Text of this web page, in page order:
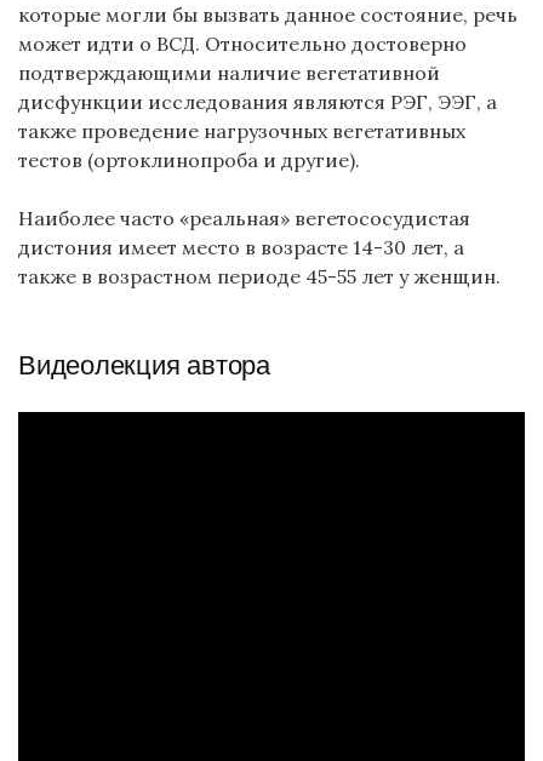
которые могли бы вызвать данное состояние, речь
может идти о ВСД. Относительно достоверно
подтверждающими наличие вегетативной
дисфункции исследования являются РЭГ, ЭЭГ, а
также проведение нагрузочных вегетативных
тестов (ортоклинопроба и другие).
Наиболее часто «реальная» вегетососудистая
дистония имеет место в возрасте 14-30 лет, а
также в возрастном периоде 45-55 лет у женщин.
Видеолекция автора